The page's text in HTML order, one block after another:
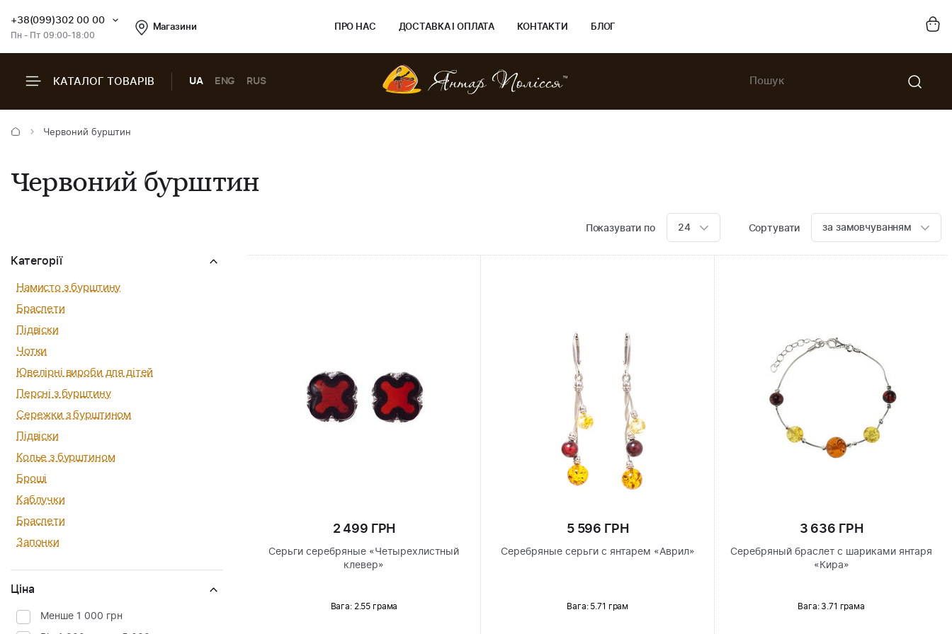
+38(099)302 00 00
Пн - Пт 09:00-18:00
Магазини ПРО НАС ДОСТАВКА І ОПЛАТА КОНТАКТИ БЛОГ
КАТАЛОГ ТОВАРІВ UA ENG RUS
Червоний бурштин
Червоний бурштин
Показувати по 24 Сортувати за замовчуванням
Категорії
Намисто з бурштину
Браслети
Підвіски
Чотки
Ювелірні вироби для дітей
Персні з бурштину
Сережки з бурштином
Підвіски
Колье з бурштином
Броші
Каблучки
Браслети
Запонки
Ціна
Менше 1 000 грн
2 499 ГРН
Серьги серебряные «Четырехлистный
клевер»
Вага: 2.55 грама
5 596 ГРН
Серебряные серьги с янтарем «Аврил»
Вага: 5.71 грам
3 636 ГРН
Серебряный браслет с шариками янтаря
«Кира»
Вага: 3.71 грама